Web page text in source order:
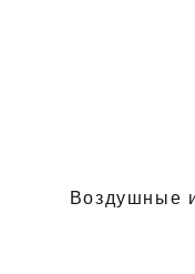
Воздушные